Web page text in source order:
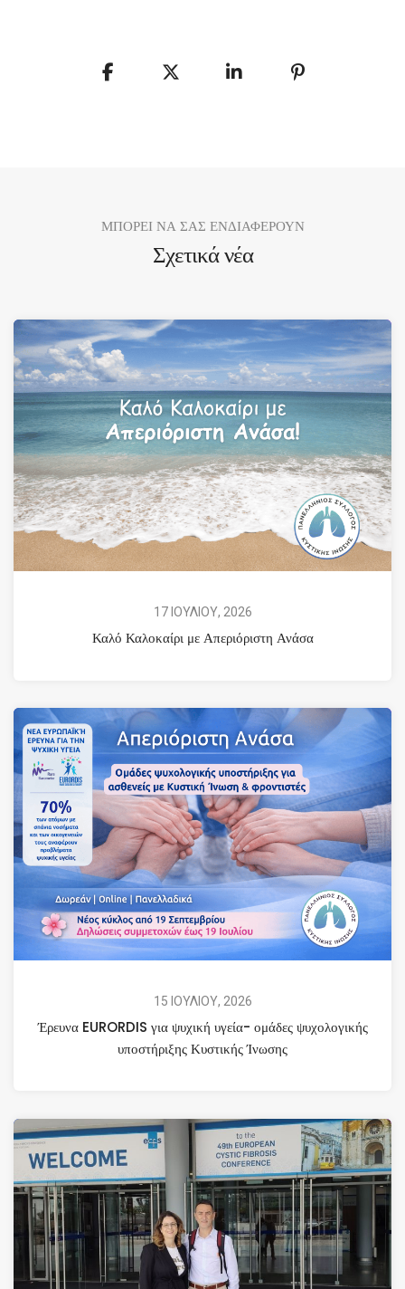
ΜΠΟΡΕΙ ΝΑ ΣΑΣ ΕΝΔΙΑΦΕΡΟΥΝ
Σχετικά νέα
17 ΙΟΥΛΙΟΥ, 2026
Καλό Καλοκαίρι με Απεριόριστη Ανάσα
15 ΙΟΥΛΙΟΥ, 2026
Έρευνα EURORDIS για ψυχική υγεία- ομάδες ψυχολογικής
υποστήριξης Κυστικής Ίνωσης